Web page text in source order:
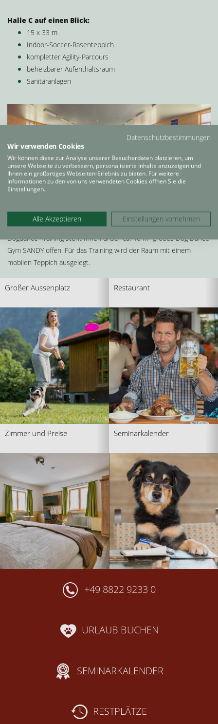
Halle C auf einen Blick:
15 x 33 m
Indoor-Soccer-Rasenteppich
kompletter Agility-Parcours
beheizbarer Aufenthaltsraum
Sanitäranlagen
Dog Dance Gym SANDY
Für das Hundetraining im kleineren Rahmen und vor allem für das
Dogdance-Training steht Ihnen unser ca. 40 m² großes Dog Dance
Gym SANDY offen. Für das Training wird der Raum mit einem
mobilen Teppich ausgelegt.
Großer Aussenplatz Restaurant
Zimmer und Preise Seminarkalender
+49 8822 9233 0
URLAUB BUCHEN
SEMINARKALENDER
RESTPLÄTZE
Datenschutzbestimmungen
Wir verwenden Cookies
Wir können diese zur Analyse unserer Besucherdaten platzieren, um
unsere Webseite zu verbessern, personalisierte Inhalte anzuzeigen und
Ihnen ein großartiges Webseiten-Erlebnis zu bieten. Für weitere
Informationen zu den von uns verwendeten Cookies öffnen Sie die
Einstellungen.
Alle Akzeptieren Einstellungen vornehmen